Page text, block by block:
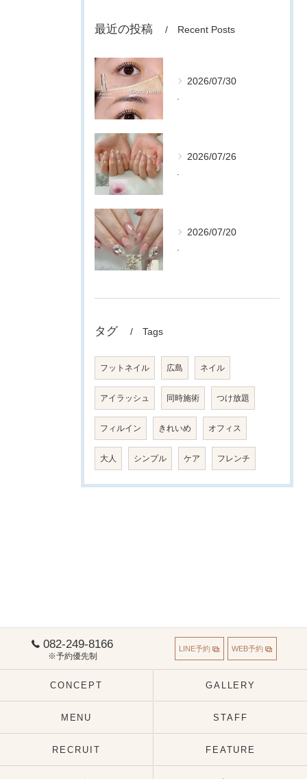
最近の投稿 Recent Posts
2026/07/30
.
2026/07/26
.
2026/07/20
.
タグ Tags
フットネイル 広島 ネイル
アイラッシュ 同時施術 つけ放題
フィルイン きれいめ オフィス
大人 シンプル ケア フレンチ
082-249-8166
※予約優先制
LINE予約 WEB予約
CONCEPT GALLERY
MENU STAFF
RECRUIT FEATURE